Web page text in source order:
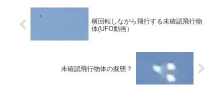
横回転しながら飛行する未確認飛行物
体(UFO動画）
未確認飛行物体の擬態？